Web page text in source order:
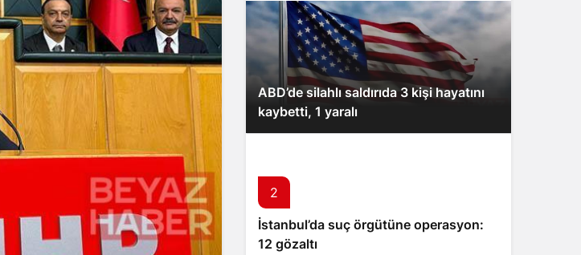
ABD’de silahlı saldırıda 3 kişi hayatını
kaybetti, 1 yaralı
2
İstanbul’da suç örgütüne operasyon:
12 gözaltı